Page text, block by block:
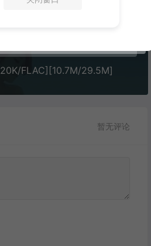
FLAC][10.7M/29.5M]
暂无评论